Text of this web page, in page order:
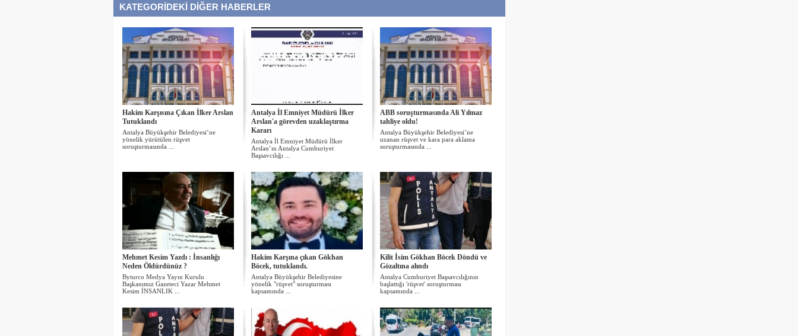
KATEGORİDEKİ DİĞER HABERLER
Hakim Karşısına Çıkan İlker Arslan
Tutuklandı
Antalya Büyükşehir Belediyesi’ne
yönelik yürütülen rüşvet
soruşturmasında ...
Antalya İl Emniyet Müdürü İlker
Arslan'a görevden uzaklaştırma
Kararı
Antalya İl Emniyet Müdürü İlker
Arslan’ın Antalya Cumhuriyet
Başsavcılığı ...
ABB soruşturmasında Ali Yılmaz
tahliye oldu!
Antalya Büyükşehir Belediyesi’ne
uzanan rüşvet ve kara para aklama
soruşturmasında ...
Mehmet Kesim Yazdı : İnsanlığı
Neden Öldürdünüz ?
Byturco Medya Yayın Kurulu
Başkanımız Gazeteci Yazar Mehmet
Kesim İNSANLIK ...
Hakim Karşına çıkan Gökhan
Böcek, tutuklandı.
Antalya Büyükşehir Belediyesine
yönelik "rüşvet" soruşturması
kapsamında ...
Kilit İsim Gökhan Böcek Döndü ve
Gözaltına alındı
Antalya Cumhuriyet Başsavcılığının
başlattığı 'rüşvet' soruşturması
kapsamında ...